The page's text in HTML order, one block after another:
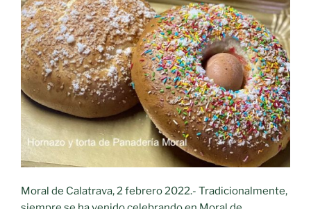
Moral de Calatrava, 2 febrero 2022.- Tradicionalmente,